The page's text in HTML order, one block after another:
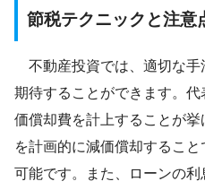
節税テクニックと注意
不動産投資では、適切な手
期待することができます。
価償却費を計上することが
を計画的に減価償却するこ
可能です。また、ローンの